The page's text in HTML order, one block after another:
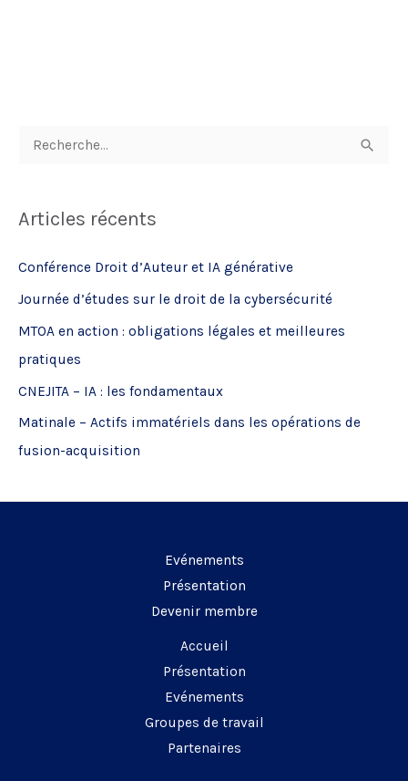
h
c
h
e
r
:
Articles récents
Conférence Droit d’Auteur et IA générative
Journée d’études sur le droit de la cybersécurité
MTOA en action : obligations légales et meilleures
pratiques
CNEJITA – IA : les fondamentaux
Matinale – Actifs immatériels dans les opérations de
fusion-acquisition
Evénements
Présentation
Devenir membre
Accueil
Présentation
Evénements
Groupes de travail
Partenaires